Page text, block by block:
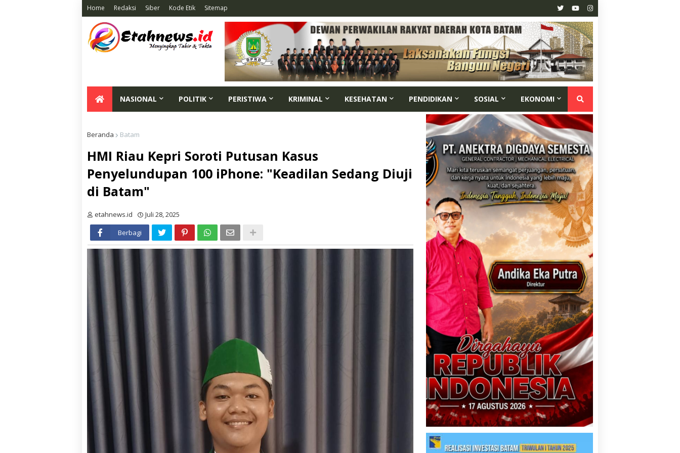
Home Redaksi Siber Kode Etik Sitemap
NASIONAL POLITIK PERISTIWA KRIMINAL KESEHATAN PENDIDIKAN SOSIAL EKONOMI
Beranda Batam
HMI Riau Kepri Soroti Putusan Kasus
Penyelundupan 100 iPhone: "Keadilan Sedang Diuji
di Batam"
etahnews.id
Juli 28, 2025
Berbagi